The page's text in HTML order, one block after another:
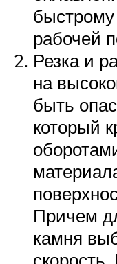
рабочей
Резка и
на
быть
который
Причем
камня